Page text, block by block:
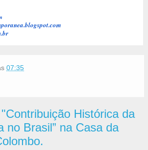
blogspot.com
07:35
Histórica da
no Brasil” na Casa da